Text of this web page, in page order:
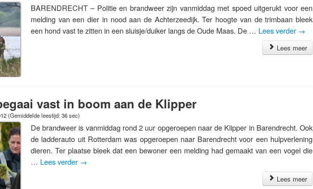
BARENDRECHT – Politie en brandweer zijn vanmiddag met spoed uitgerukt voor een
melding van een dier in nood aan de Achterzeedijk. Ter hoogte van de trimbaan bleek
een hond vast te zitten in een sluisje/duiker langs de Oude Maas. De … Lees verder →
Lees meer
vast in boom aan de Klipper
(Gemiddelde leestijd: 36 sec)
De brandweer is vanmiddag rond 2 uur opgeroepen naar de Klipper in Barendrecht. Ook
de ladderauto uit Rotterdam was opgeroepen naar Barendrecht voor een hulpverlening
dieren. Ter plaatse bleek dat een bewoner een melding had gemaakt van een vogel die
… Lees verder →
Lees meer